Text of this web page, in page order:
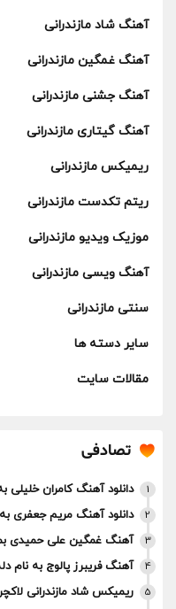
آهنگ شاد مازندرانی
آهنگ غمگین مازندرانی
آهنگ جشنی مازندرانی
آهنگ گیتاری مازندرانی
ریمیکس مازندرانی
ریتم تکدست مازندرانی
موزیک ویدیو مازندرانی
آهنگ ویسی مازندرانی
سنتی مازندرانی
سایر دسته ها
مقالات سایت
تصادفی
1 دانلود آهنگ کامران خلیلی
2 دانلود آهنگ مریم جعفری
3 آهنگ غمگین علی حمیدی
4 آهنگ فریبرز پالوج به نام
5 ریمیکس شاد مازندرانی